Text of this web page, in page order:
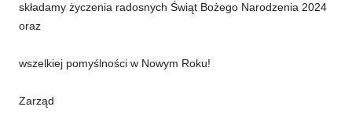
składamy życzenia radosnych Świąt Bożego Narodzenia 2024
oraz
wszelkiej pomyślności w Nowym Roku!
Zarząd